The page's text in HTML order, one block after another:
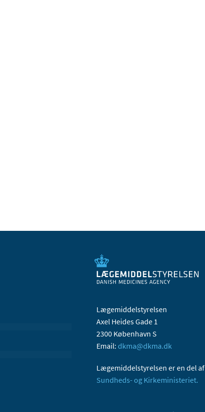
Lægemiddelstyrelsen
Axel Heides Gade 1
2300 København S
Email: dkma@dkma.dk
Lægemiddelstyrelsen er en del af
Sundheds- og Kirkeministeriet.